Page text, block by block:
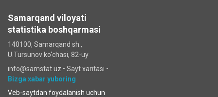
Samarqand viloyati
statistika boshqarmasi
140100, Samarqand sh.,
U.Tursunov ko‘chаsi, 82-uy
info@samstat.uz • Sayt xaritasi •
Bizga xabar yuboring
Veb-saytdan foydalanish uchun